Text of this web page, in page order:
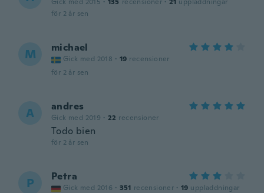
för 2 år sen
M michael
Gick med 2018 · 19 recensioner
för 2 år sen
A andres
Gick med 2019 · 22 recensioner
Todo bien
för 2 år sen
P Petra
Gick med 2016 · 351 recensioner · 19 uppladdningar